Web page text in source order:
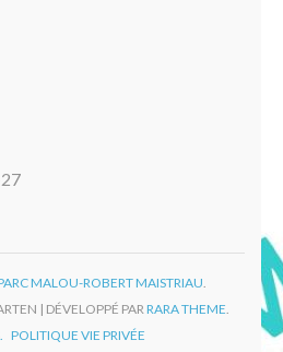
MALOU-ROBERT MAISTRIAU.
| DÉVELOPPÉ PARRARA THEME.
POLITIQUE VIE PRIVÉE